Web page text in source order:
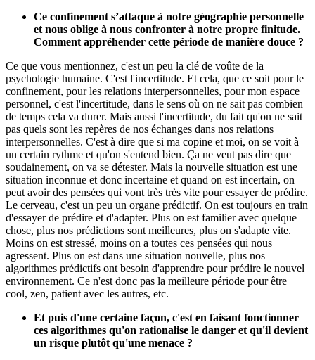
Ce confinement s’attaque à notre géographie personnelle
et nous oblige à nous confronter à notre propre finitude.
Comment appréhender cette période de manière douce ?
Ce que vous mentionnez, c'est un peu la clé de voûte de la
psychologie humaine. C'est l'incertitude. Et cela, que ce soit pour le
confinement, pour les relations interpersonnelles, pour mon espace
personnel, c'est l'incertitude, dans le sens où on ne sait pas combien
de temps cela va durer. Mais aussi l'incertitude, du fait qu'on ne sait
pas quels sont les repères de nos échanges dans nos relations
interpersonnelles. C'est à dire que si ma copine et moi, on se voit à
un certain rythme et qu'on s'entend bien. Ça ne veut pas dire que
soudainement, on va se détester. Mais la nouvelle situation est une
situation inconnue et donc incertaine et quand on est incertain, on
peut avoir des pensées qui vont très très vite pour essayer de prédire.
Le cerveau, c'est un peu un organe prédictif. On est toujours en train
d'essayer de prédire et d'adapter. Plus on est familier avec quelque
chose, plus nos prédictions sont meilleures, plus on s'adapte vite.
Moins on est stressé, moins on a toutes ces pensées qui nous
agressent. Plus on est dans une situation nouvelle, plus nos
algorithmes prédictifs ont besoin d'apprendre pour prédire le nouvel
environnement. Ce n'est donc pas la meilleure période pour être
cool, zen, patient avec les autres, etc.
Et puis d'une certaine façon, c'est en faisant fonctionner
ces algorithmes qu'on rationalise le danger et qu'il devient
un risque plutôt qu'une menace ?